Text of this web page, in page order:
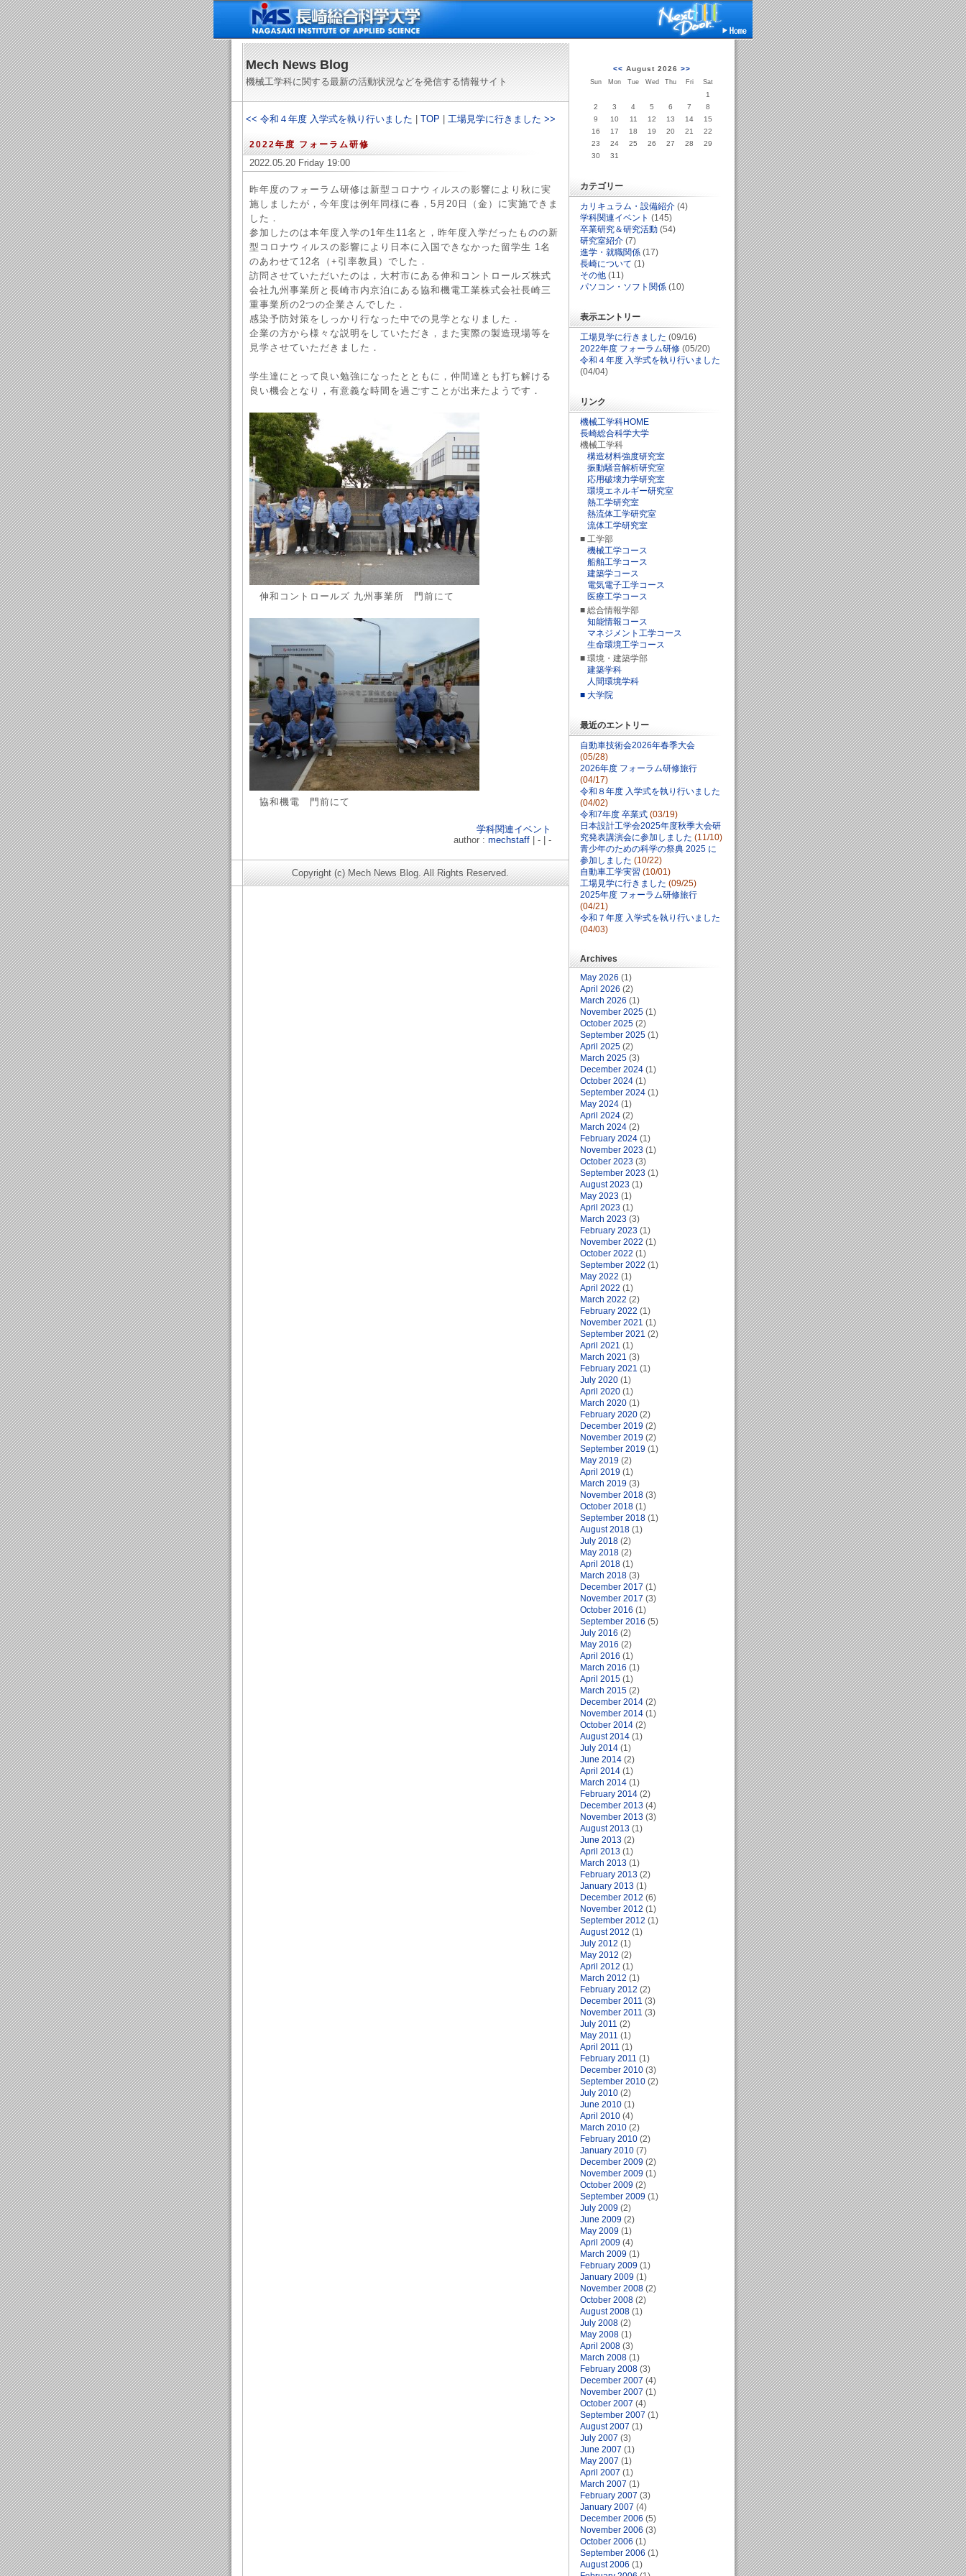
Mech News Blog
機械工学科に関する最新の活動状況などを発信する情報サイト
<< 令和４年度 入学式を執り行いました TOP 工場見学に行きました >>
2022年度 フォーラム研修
2022.05.20 Friday 19:00
昨年度のフォーラム研修は新型コロナウィルスの影響により秋に実
施しましたが，今年度は例年同様に春，5月20日（金）に実施できま
した．
参加したのは本年度入学の1年生11名と，昨年度入学だったものの新
型コロナウィルスの影響により日本に入国できなかった留学生 1名
のあわせて12名（+引率教員）でした．
訪問させていただいたのは，大村市にある伸和コントロールズ株式
会社九州事業所と長崎市内京泊にある協和機電工業株式会社長崎三
重事業所の2つの企業さんでした．
感染予防対策をしっかり行なった中での見学となりました．
企業の方から様々な説明をしていただき，また実際の製造現場等を
見学させていただきました．
学生達にとって良い勉強になったとともに，仲間達とも打ち解ける
良い機会となり，有意義な時間を過ごすことが出来たようです．
伸和コントロールズ 九州事業所 門前にて
協和機電 門前にて
学科関連イベント
author : mechstaff | - | -
Copyright (c) Mech News Blog. All Rights Reserved.
<< August 2026 >>
Sun Mon Tue Wed Thu Fri Sat
1
2
3 4 5 6 7
8
9
10 11 12 13 14
15
16
17 18 19 20 21
22
23
24 25 26 27 28
29
30
31
カテゴリー
カリキュラム・設備紹介 (4)
学科関連イベント (145)
卒業研究＆研究活動 (54)
研究室紹介 (7)
進学・就職関係 (17)
長崎について (1)
その他 (11)
パソコン・ソフト関係 (10)
表示エントリー
工場見学に行きました (09/16)
2022年度 フォーラム研修 (05/20)
令和４年度 入学式を執り行いました
(04/04)
リンク
機械工学科HOME
長崎総合科学大学
機械工学科
構造材料強度研究室
振動騒音解析研究室
応用破壊力学研究室
環境エネルギー研究室
熱工学研究室
熱流体工学研究室
流体工学研究室
■ 工学部
機械工学コース
船舶工学コース
建築学コース
電気電子工学コース
医療工学コース
■ 総合情報学部
知能情報コース
マネジメント工学コース
生命環境工学コース
■ 環境・建築学部
建築学科
人間環境学科
■ 大学院
最近のエントリー
自動車技術会2026年春季大会
(05/28)
2026年度 フォーラム研修旅行
(04/17)
令和８年度 入学式を執り行いました
(04/02)
令和7年度 卒業式 (03/19)
日本設計工学会2025年度秋季大会研
究発表講演会に参加しました (11/10)
青少年のための科学の祭典 2025 に
参加しました (10/22)
自動車工学実習 (10/01)
工場見学に行きました (09/25)
2025年度 フォーラム研修旅行
(04/21)
令和７年度 入学式を執り行いました
(04/03)
Archives
May 2026 (1)
April 2026 (2)
March 2026 (1)
November 2025 (1)
October 2025 (2)
September 2025 (1)
April 2025 (2)
March 2025 (3)
December 2024 (1)
October 2024 (1)
September 2024 (1)
May 2024 (1)
April 2024 (2)
March 2024 (2)
February 2024 (1)
November 2023 (1)
October 2023 (3)
September 2023 (1)
August 2023 (1)
May 2023 (1)
April 2023 (1)
March 2023 (3)
February 2023 (1)
November 2022 (1)
October 2022 (1)
September 2022 (1)
May 2022 (1)
April 2022 (1)
March 2022 (2)
February 2022 (1)
November 2021 (1)
September 2021 (2)
April 2021 (1)
March 2021 (3)
February 2021 (1)
July 2020 (1)
April 2020 (1)
March 2020 (1)
February 2020 (2)
December 2019 (2)
November 2019 (2)
September 2019 (1)
May 2019 (2)
April 2019 (1)
March 2019 (3)
November 2018 (3)
October 2018 (1)
September 2018 (1)
August 2018 (1)
July 2018 (2)
May 2018 (2)
April 2018 (1)
March 2018 (3)
December 2017 (1)
November 2017 (3)
October 2016 (1)
September 2016 (5)
July 2016 (2)
May 2016 (2)
April 2016 (1)
March 2016 (1)
April 2015 (1)
March 2015 (2)
December 2014 (2)
November 2014 (1)
October 2014 (2)
August 2014 (1)
July 2014 (1)
June 2014 (2)
April 2014 (1)
March 2014 (1)
February 2014 (2)
December 2013 (4)
November 2013 (3)
August 2013 (1)
June 2013 (2)
April 2013 (1)
March 2013 (1)
February 2013 (2)
January 2013 (1)
December 2012 (6)
November 2012 (1)
September 2012 (1)
August 2012 (1)
July 2012 (1)
May 2012 (2)
April 2012 (1)
March 2012 (1)
February 2012 (2)
December 2011 (3)
November 2011 (3)
July 2011 (2)
May 2011 (1)
April 2011 (1)
February 2011 (1)
December 2010 (3)
September 2010 (2)
July 2010 (2)
June 2010 (1)
April 2010 (4)
March 2010 (2)
February 2010 (2)
January 2010 (7)
December 2009 (2)
November 2009 (1)
October 2009 (2)
September 2009 (1)
July 2009 (2)
June 2009 (2)
May 2009 (1)
April 2009 (4)
March 2009 (1)
February 2009 (1)
January 2009 (1)
November 2008 (2)
October 2008 (2)
August 2008 (1)
July 2008 (2)
May 2008 (1)
April 2008 (3)
March 2008 (1)
February 2008 (3)
December 2007 (4)
November 2007 (1)
October 2007 (4)
September 2007 (1)
August 2007 (1)
July 2007 (3)
June 2007 (1)
May 2007 (1)
April 2007 (1)
March 2007 (1)
February 2007 (3)
January 2007 (4)
December 2006 (5)
November 2006 (3)
October 2006 (1)
September 2006 (1)
August 2006 (1)